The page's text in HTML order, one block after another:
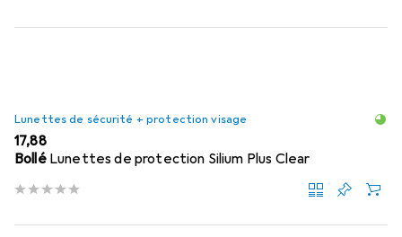
Lunettes de sécurité + protection visage
EUR
17,88
Bollé Lunettes de protection Silium Plus Clear